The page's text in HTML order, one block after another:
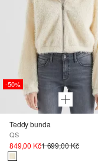
-50%
Teddy bunda
QS
849,00 Kč1 699,00 Kč